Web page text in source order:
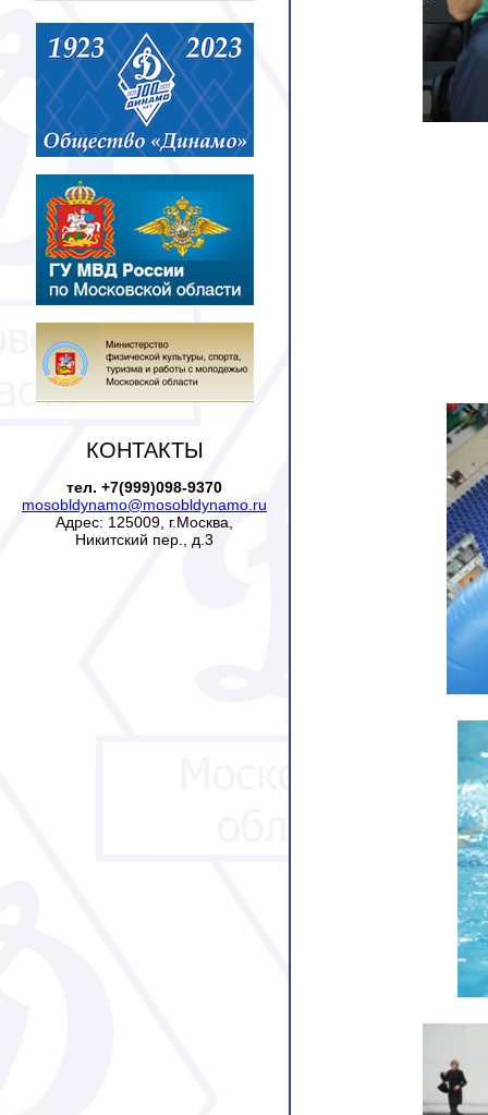
КОНТАКТЫ
тел. +7(999)098-9370
mosobldynamo@mosobldynamo.ru
Адрес: 125009, г.Москва,
Никитский пер., д.3